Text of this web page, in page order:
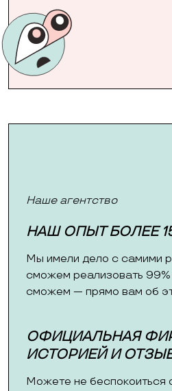
Наше агентство
НАШ ОПЫТ БОЛЕЕ
Мы имели дело с самими
сможем реализовать 99%
сможем — прямо вам об
ОФИЦИАЛЬНАЯ
ИСТОРИЕЙ И
Можете не беспокоиться